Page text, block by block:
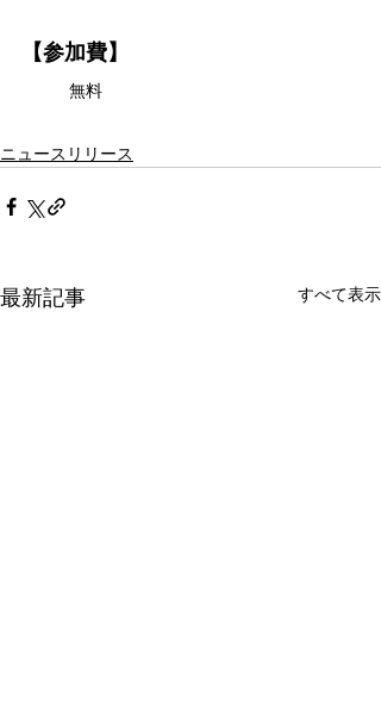
【参加費】
無料
ニュースリリース
最新記事 すべて表示